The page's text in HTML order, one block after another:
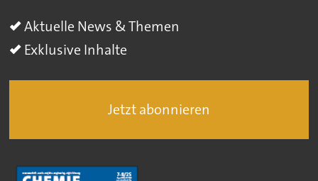
Aktuelle News & Themen
Exklusive Inhalte
Jetzt abonnieren